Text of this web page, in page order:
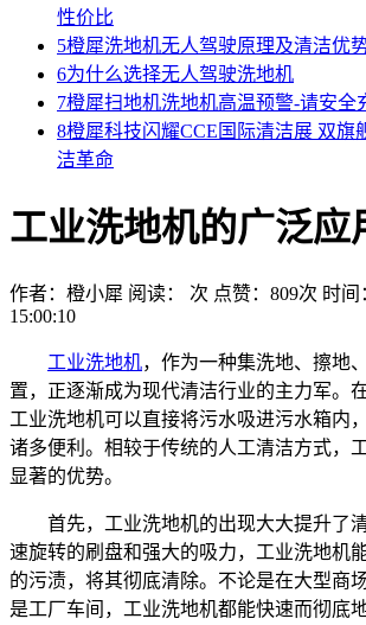
性价比
5橙犀洗地机无人驾驶原理及清洁优
6为什么选择无人驾驶洗地机
7橙犀扫地机洗地机高温预警-请安全
8橙犀科技闪耀CCE国际清洁展 双旗
洁革命
工业洗地机的广泛应
作者：橙小犀 阅读： 次 点赞： 809次 时间
15:00:10
工业洗地机，作为一种集洗地、擦地
置，正逐渐成为现代清洁行业的主力军。
工业洗地机可以直接将污水吸进污水箱内
诸多便利。相较于传统的人工清洁方式，
显著的优势。
首先，工业洗地机的出现大大提升了
速旋转的刷盘和强大的吸力，工业洗地机
的污渍，将其彻底清除。不论是在大型商
是工厂车间，工业洗地机都能快速而彻底